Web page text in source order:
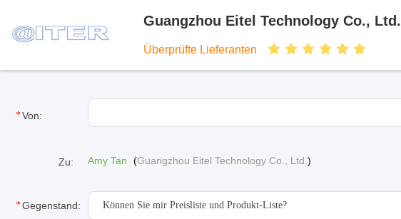
Guangzhou Eitel Technology Co., Ltd.
Überprüfte Lieferanten
Von:
Zu: Amy Tan (Guangzhou Eitel Technology Co., Ltd.)
Gegenstand: